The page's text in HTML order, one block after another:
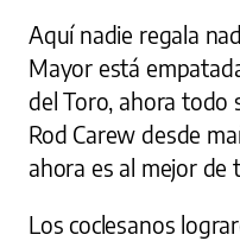
Aquí nadie regala
Mayor está
del Toro, ahora todo
Rod Carew desde
ahora es al mejor de
Los coclesanos